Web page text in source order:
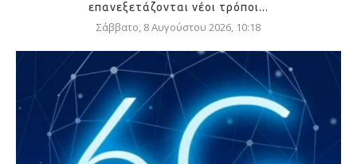
επανεξετάζονται νέοι τρόποι...
Σάββατο, 8 Αυγούστου 2026, 10:18